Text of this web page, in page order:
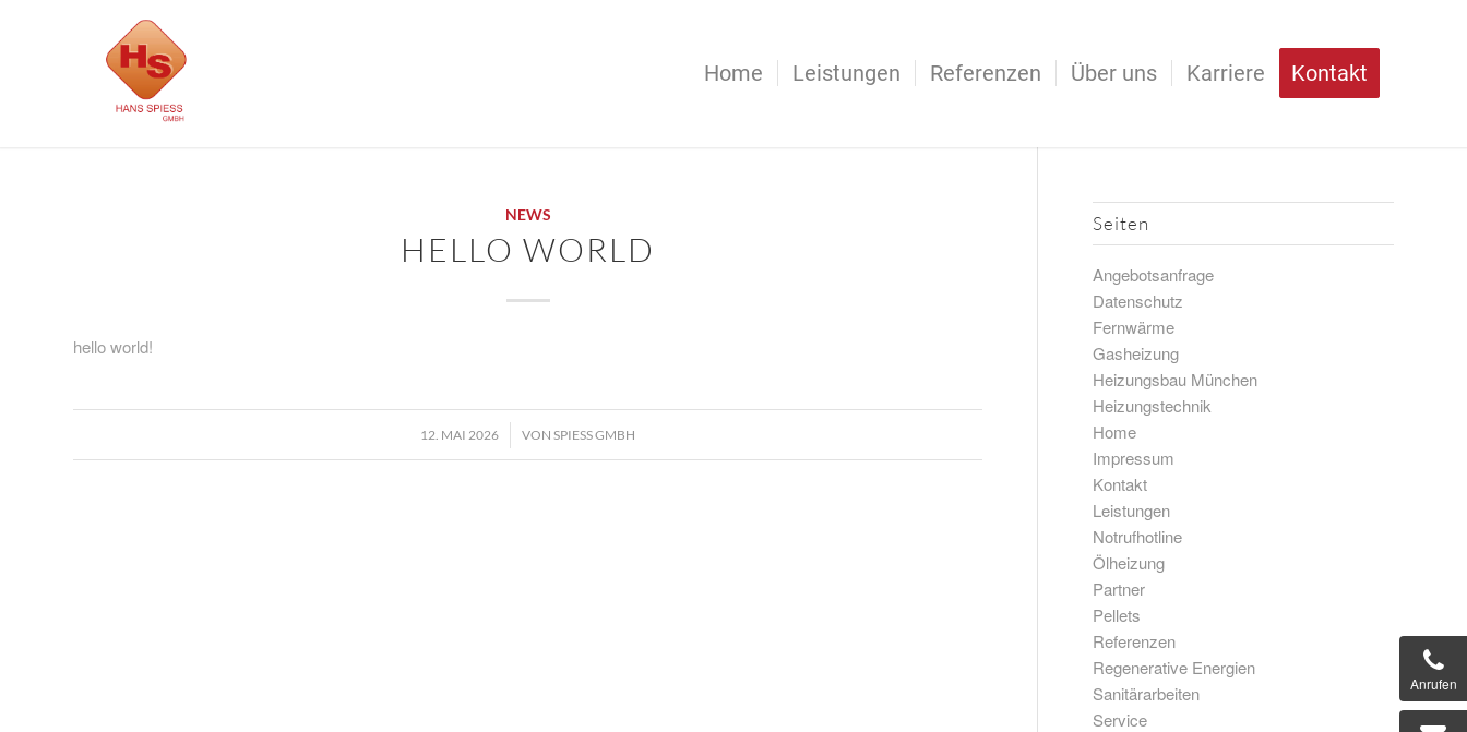
Home Leistungen Referenzen Über uns Karriere Kontakt
NEWS
HELLO WORLD
hello world!
12. MAI 2026
/ VONSPIESS GMBH
Seiten
Angebotsanfrage
Datenschutz
Fernwärme
Gasheizung
Heizungsbau München
Heizungstechnik
Home
Impressum
Kontakt
Leistungen
Notrufhotline
Ölheizung
Partner
Pellets
Referenzen
Regenerative Energien
Sanitärarbeiten
Service
Anrufen